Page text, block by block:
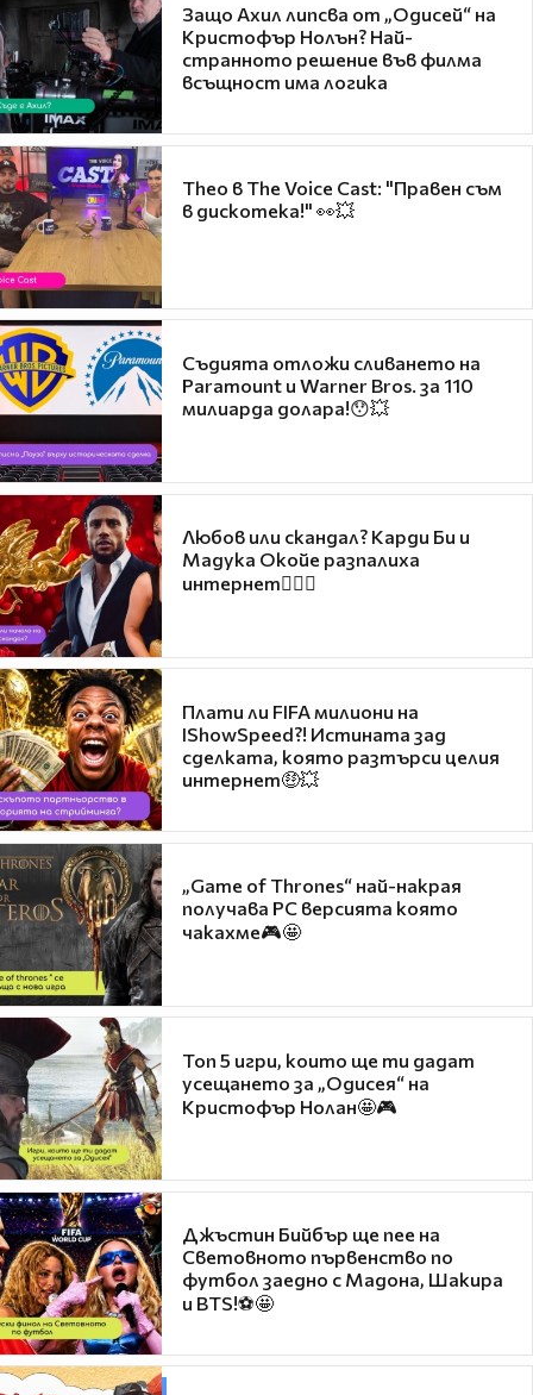
Защо Ахил липсва от „Одисей“ на
Кристофър Нолън? Най-
странното решение във филма
всъщност има логика
Theo в The Voice Cast: "Правен съм
в дискотека!" 👀💥
Съдията отложи сливането на
Paramount и Warner Bros. за 110
милиарда долара!😯💥
Любов или скандал? Карди Би и
Мадука Окойе разпалиха
интернет❤️‍🔥🔥
Плати ли FIFA милиони на
IShowSpeed?! Истината зад
сделката, която разтърси целия
интернет🤑💥
„Game of Thrones“ най-накрая
получава PC версията която
чакахме🎮🤩
Топ 5 игри, които ще ти дадат
усещането за „Одисея“ на
Кристофър Нолан🤩🎮
Джъстин Бийбър ще пее на
Световното първенство по
футбол заедно с Мадона, Шакира
и BTS!⚽🤩